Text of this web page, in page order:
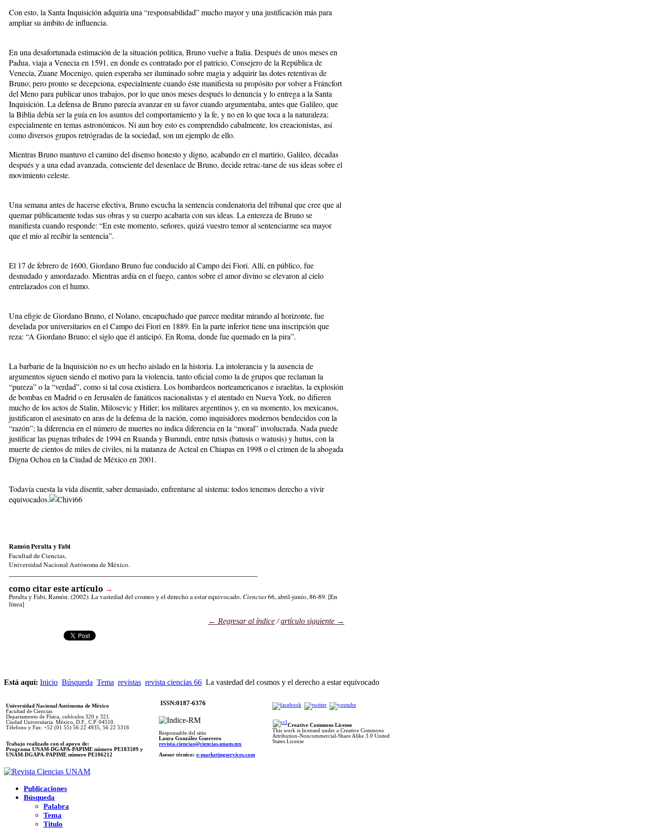
Con esto, la Santa Inquisición adquiría una “responsabilidad” mucho mayor y una justificación más para
ampliar su ámbito de influencia.
En una desafortunada estimación de la situación política, Bruno vuelve a Italia. Después de unos meses en
Padua, viaja a Venecia en 1591, en donde es contratado por el patricio, Consejero de la República de
Venecia, Zuane Mocenigo, quien esperaba ser iluminado sobre magia y adquirir las dotes retentivas de
Bruno; pero pronto se decepciona, especialmente cuando éste manifiesta su propósito por volver a Fráncfort
del Meno para publicar unos trabajos, por lo que unos meses después lo denuncia y lo entrega a la Santa
Inquisición. La defensa de Bruno parecía avanzar en su favor cuando argumentaba, antes que Galileo, que
la Biblia debía ser la guía en los asuntos del comportamiento y la fe, y no en lo que toca a la naturaleza;
especialmente en temas astronómicos. Ni aun hoy esto es comprendido cabalmente, los creacionistas, así
como diversos grupos retrógradas de la sociedad, son un ejemplo de ello.
Mientras Bruno mantuvo el camino del disenso honesto y digno, acabando en el martirio, Galileo, décadas
después y a una edad avanzada, consciente del desenlace de Bruno, decide retrac-tarse de sus ideas sobre el
movimiento celeste.
Una semana antes de hacerse efectiva, Bruno escucha la sentencia condenatoria del tribunal que cree que al
quemar públicamente todas sus obras y su cuerpo acabaría con sus ideas. La entereza de Bruno se
manifiesta cuando responde: “En este momento, señores, quizá vuestro temor al sentenciarme sea mayor
que el mío al recibir la sentencia”.
El 17 de febrero de 1600, Giordano Bruno fue conducido al Campo dei Fiori. Allí, en público, fue
desnudado y amordazado. Mientras ardía en el fuego, cantos sobre el amor divino se elevaron al cielo
entrelazados con el humo.
Una efigie de Giordano Bruno, el Nolano, encapuchado que parece meditar mirando al horizonte, fue
develada por universitarios en el Campo dei Fiori en 1889. En la parte inferior tiene una inscripción que
reza: “A Giordano Bruno; el siglo que él anticipó. En Roma, donde fue quemado en la pira”.
La barbarie de la Inquisición no es un hecho aislado en la historia. La intolerancia y la ausencia de
argumentos siguen siendo el motivo para la violencia, tanto oficial como la de grupos que reclaman la
“pureza” o la “verdad”, como si tal cosa existiera. Los bombardeos norteamericanos e israelitas, la explosión
de bombas en Madrid o en Jerusalén de fanáticos nacionalistas y el atentado en Nueva York, no difieren
mucho de los actos de Stalin, Milosevic y Hitler; los militares argentinos y, en su momento, los mexicanos,
justificaron el asesinato en aras de la defensa de la nación, como inquisidores modernos bendecidos con la
“razón”; la diferencia en el número de muertes no indica diferencia en la “moral” involucrada. Nada puede
justificar las pugnas tribales de 1994 en Ruanda y Burundi, entre tutsis (batusis o watusis) y hutus, con la
muerte de cientos de miles de civiles, ni la matanza de Acteal en Chiapas en 1998 o el crimen de la abogada
Digna Ochoa en la Ciudad de México en 2001.
Todavía cuesta la vida disentir, saber demasiado, enfrentarse al sistema: todos tenemos derecho a vivir
equivocados.
Ramón Peralta y Fabi
Facultad de Ciencias,
Universidad Nacional Autónoma de México.
como citar este artículo →
Peralta y Fabi, Ramón. (2002). La vastedad del cosmos y el derecho a estar equivocado. Ciencias66, abril-junio, 86-89. [En
línea]
← Regresar al índice / artículo siguiente →
Está aquí: Inicio Búsqueda Tema revistas revista ciencias 66 La vastedad del cosmos y el derecho a estar equivocado
Universidad Nacional Autónoma de México
Facultad de Ciencias
Departamento de Física, cubículos 320 y 321.
Ciudad Universitaria. México, D.F., C.P. 04510.
Télefono y Fax: +52 (01 55) 56 22 4935, 56 22 5316
Trabajo realizado con el apoyo de:
Programa UNAM-DGAPA-PAPIME número PE103509 y
UNAM-DGAPA-PAPIME número PE106212
ISSN:0187-6376
Responsable del sitio
Laura González Guerrero
revista.ciencias@ciencias.unam.mx
Asesor técnico: e-marketingservices.com
Creative Commons License
This work is licensed under a Creative Commons
Attribution-Noncommercial-Share Alike 3.0 United
States License
Publicaciones
Búsqueda
Palabra
Tema
Titulo